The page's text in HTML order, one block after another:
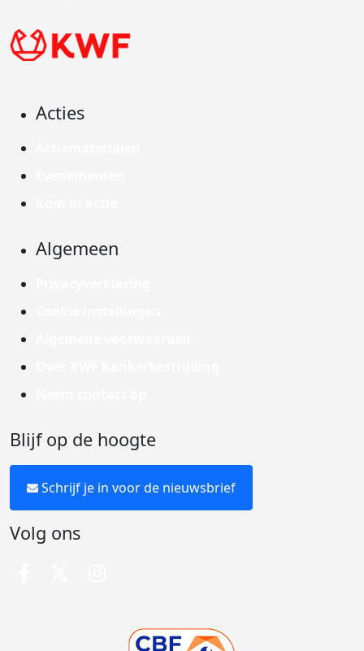
Acties
Algemeen
Blijf op de hoogte
Schrijf je in voor de nieuwsbrief
Volg ons